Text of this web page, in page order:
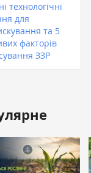
технологічні
для
та 5
факторів
ЗЗР